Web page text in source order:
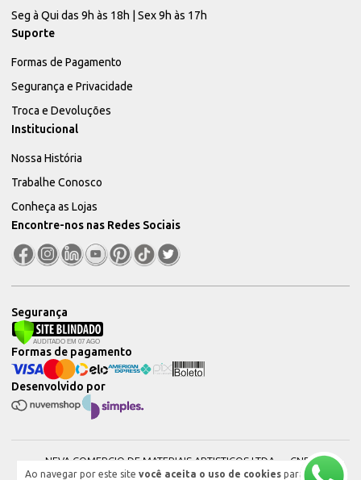
Ao navegar por este site você aceita o uso de cookies para
Seg à Qui das 9h às 18h | Sex 9h às 17h
Suporte
Formas de Pagamento
Segurança e Privacidade
Troca e Devoluções
Institucional
Nossa História
Trabalhe Conosco
Conheça as Lojas
Encontre-nos nas Redes Sociais
Segurança
Desenvolvido por
Formas de pagamento
NEVA COMERCIO DE MATERIAIS ARTISTICOS LTDA — CNPJ:
51604544000101 © 2026. Todos os direitos reservados.